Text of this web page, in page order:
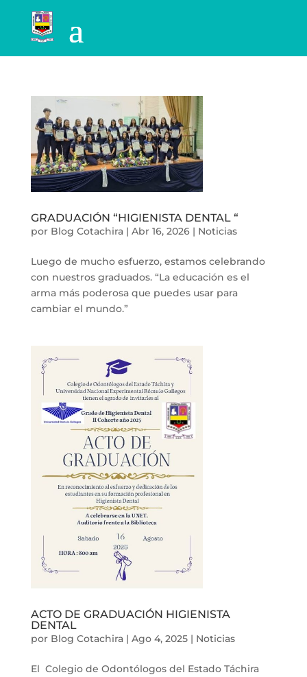
GRADUACIÓN “HIGIENISTA DENTAL “
por Blog Cotachira| Abr 16, 2026| Noticias
Luego de mucho esfuerzo, estamos celebrando
con nuestros graduados. “La educación es el
arma más poderosa que puedes usar para
cambiar el mundo.”
ACTO DE GRADUACIÓN HIGIENISTA
DENTAL
por Blog Cotachira| Ago 4, 2025| Noticias
El Colegio de Odontólogos del Estado Táchira